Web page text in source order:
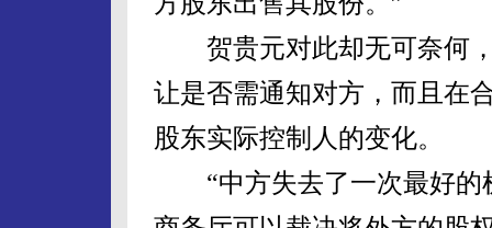
贺贵元对此却无可奈何，
让是否需通知对方，而且在
股东实际控制人的变化。
“中方失去了一次最好的